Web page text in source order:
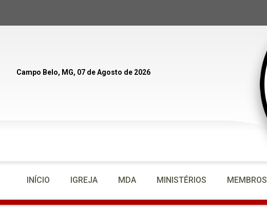
Campo Belo, MG, 07 de Agosto de 2026
INÍCIO IGREJA MDA MINISTÉRIOS MEMBROS